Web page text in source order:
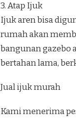
3. Atap Ijuk
Ijuk aren bisa
rumah akan
bangunan gazebo
bertahan lama,
Jual ijuk murah
Kami menerima